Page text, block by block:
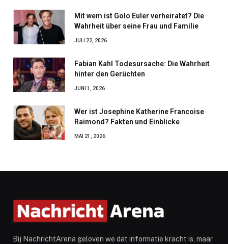
Mit wem ist Golo Euler verheiratet? Die
Wahrheit über seine Frau und Familie
JULI 22, 2026
Fabian Kahl Todesursache: Die Wahrheit
hinter den Gerüchten
JUNI 1, 2026
Wer ist Josephine Katherine Francoise
Raimond? Fakten und Einblicke
MAI 21, 2026
Bij NachrichtArena geloven we dat informatie kracht is, maar